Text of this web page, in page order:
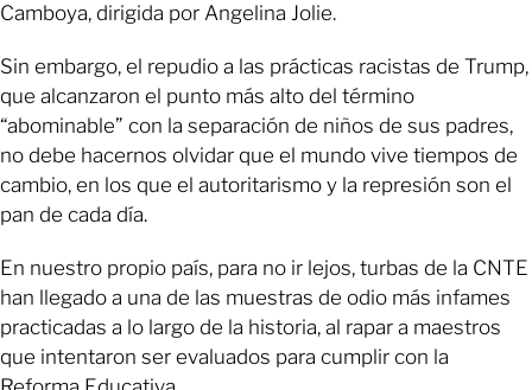
Camboya, dirigida por Angelina Jolie.
Sin embargo, el repudio a las prácticas racistas de Trump,
que alcanzaron el punto más alto del término
“abominable” con la separación de niños de sus padres,
no debe hacernos olvidar que el mundo vive tiempos de
cambio, en los que el autoritarismo y la represión son el
pan de cada día.
En nuestro propio país, para no ir lejos, turbas de la CNTE
han llegado a una de las muestras de odio más infames
practicadas a lo largo de la historia, al rapar a maestros
que intentaron ser evaluados para cumplir con la